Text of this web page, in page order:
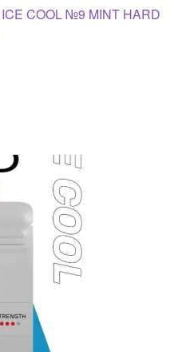
COOL №9 MINT HARD